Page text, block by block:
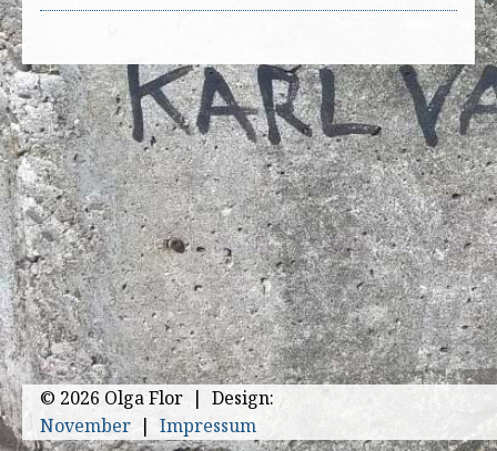
© 2026 Olga Flor | Design:
November | Impressum